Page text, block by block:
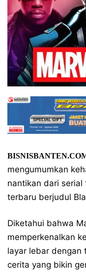
mengumumkan
nantikan dari serial
terbaru berjudul
Diketahui bahwa
memperkenalkan
layar lebar dengan
cerita yang bikin